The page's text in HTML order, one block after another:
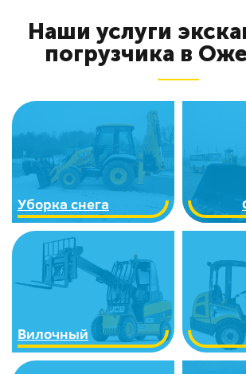
Наши услуги
погрузчика в
Уборка снега
Вилочный